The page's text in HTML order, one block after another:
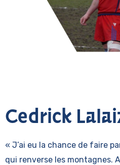
Cedrick
« J’ai eu la chance de faire
qui renverse les montagnes.